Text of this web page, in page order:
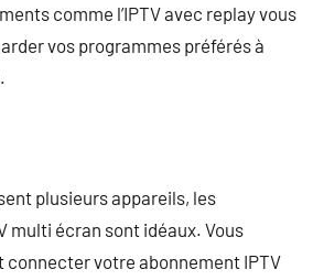
comme l’IPTV avec replay vous
vos programmes préférés à
plusieurs appareils, les
multi écran sont idéaux. Vous
connecter votre abonnement IPTV